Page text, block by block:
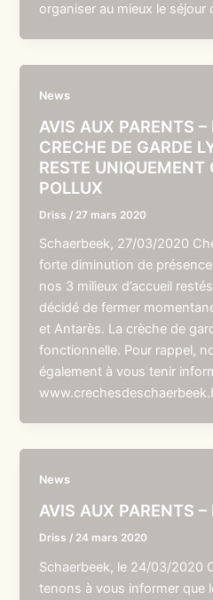
organiser au mieux le séjour
News
AVIS AUX PARENTS –
CRECHE DE GARDE
RESTE UNIQUEMENT
POLLUX
Driss / 27 mars 2020
Schaerbeek, 27/03/2020
forte diminution de
nos 3 milieux d’accueil
décidé de fermer
et Antarès. La crèche de
fonctionnelle. Pour rappel,
également à vous tenir
News
AVIS AUX PARENTS –
Driss / 24 mars 2020
Schaerbeek, le 24/03/2020
tenons à vous informer que